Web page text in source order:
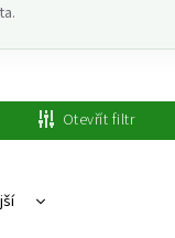
Otevřít filtr